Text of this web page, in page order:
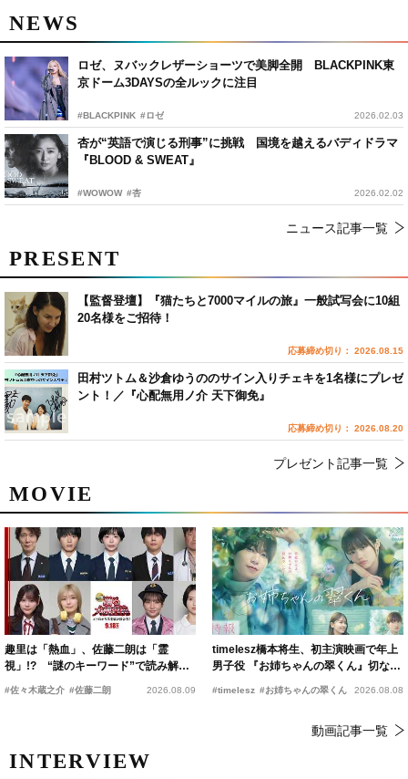
NEWS
ロゼ、ヌバックレザーショーツで美脚全開 BLACKPINK東
京ドーム3DAYSの全ルックに注目
#BLACKPINK #ロゼ 2026.02.03
杏が“英語で演じる刑事”に挑戦 国境を越えるバディドラマ
『BLOOD & SWEAT』
#WOWOW #杏 2026.02.02
ニュース記事一覧
MOVIE
趣里は「熱血」、佐藤二朗は「霊
視」!? “謎のキーワード”で読み解く
『踊る大捜査線 N.E.W.』新メンバー
#佐々木蔵之介 #佐藤二朗 2026.08.09
timelesz橋本将生、初主演映画で年上
男子役 『お姉ちゃんの翠くん』切ない
恋の幕開けを予感
#timelesz #お姉ちゃんの翠くん 2026.08.08
動画記事一覧
INTERVIEW
PRESENT
【監督登壇】『猫たちと7000マイルの旅』一般試写会に10組
20名様をご招待！
応募締め切り： 2026.08.15
田村ツトム＆沙倉ゆうののサイン入りチェキを1名様にプレゼ
ント！／『心配無用ノ介 天下御免』
応募締め切り： 2026.08.20
プレゼント記事一覧